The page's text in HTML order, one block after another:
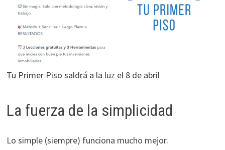
Tu Primer Piso saldrá a la luz el 8 de abril
La fuerza de la simplicidad
Lo simple (siempre) funciona mucho mejor.